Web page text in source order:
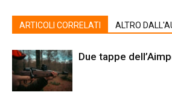
ARTICOLI CORRELATI ALTRO
Due tappe